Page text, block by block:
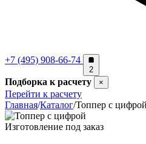
+7 (495) 908-66-74
2
Подборка к расчету ×
Перейти к расчету
Главная/Каталог/Топпер с цифрой
Изготовление под заказ